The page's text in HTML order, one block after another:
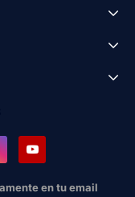
en tu email